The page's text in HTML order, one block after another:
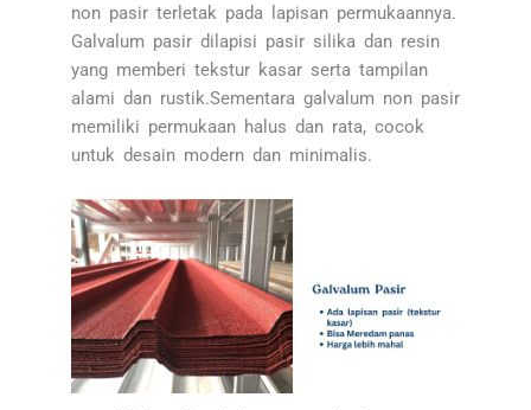
non pasir terletak pada lapisan permukaannya.
Galvalum pasir dilapisi pasir silika dan resin
yang memberi tekstur kasar serta tampilan
alami dan rustik.Sementara galvalum non pasir
memiliki permukaan halus dan rata, cocok
untuk desain modern dan minimalis.